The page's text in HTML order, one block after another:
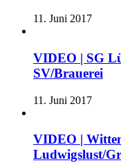
11. Juni 2017
VIDEO | SG
SV/Brauerei
11. Juni 2017
VIDEO |
Ludwigslust/